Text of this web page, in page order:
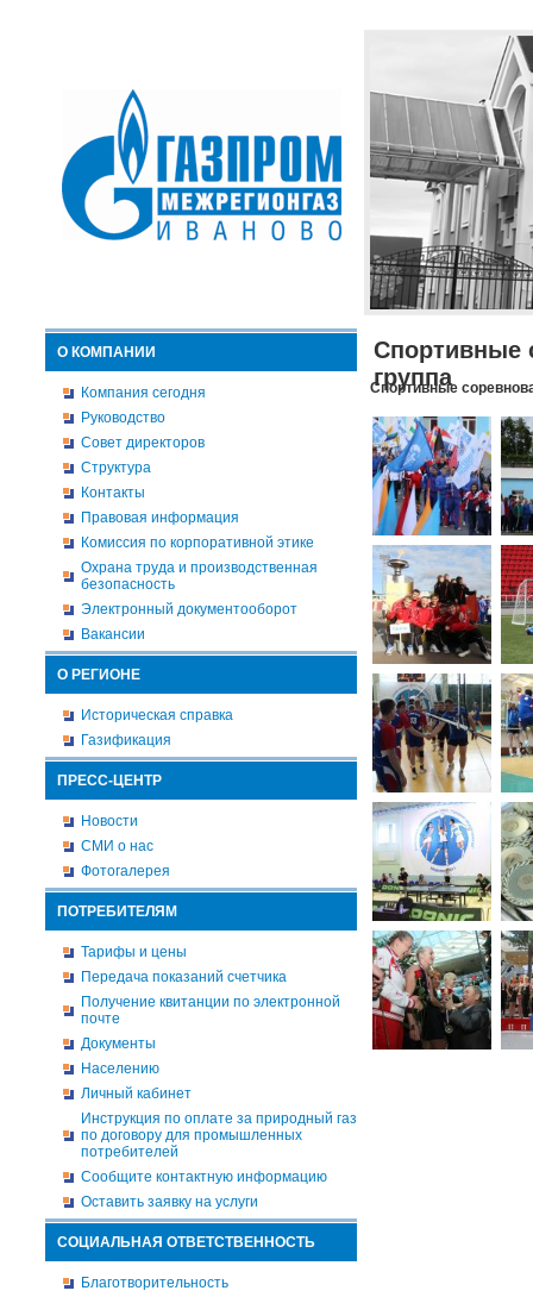
О КОМПАНИИ
Компания сегодня
Руководство
Совет директоров
Структура
Контакты
Правовая информация
Комиссия по корпоративной этике
Охрана труда и производственная
безопасность
Электронный документооборот
Вакансии
О РЕГИОНЕ
Историческая справка
Газификация
ПРЕСС-ЦЕНТР
Новости
СМИ о нас
Фотогалерея
ПОТРЕБИТЕЛЯМ
Тарифы и цены
Передача показаний счетчика
Получение квитанции по электронной
почте
Документы
Населению
Личный кабинет
Инструкция по оплате за природный газ
по договору для промышленных
потребителей
Сообщите контактную информацию
Оставить заявку на услуги
СОЦИАЛЬНАЯ ОТВЕТСТВЕННОСТЬ
Благотворительность
Спортивные
группа
Спортивные